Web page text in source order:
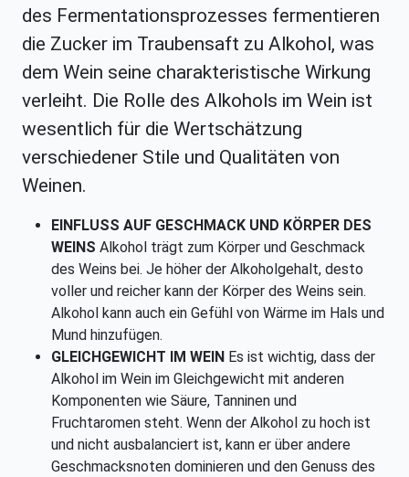
des Fermentationsprozesses fermentieren
die Zucker im Traubensaft zu Alkohol, was
dem Wein seine charakteristische Wirkung
verleiht. Die Rolle des Alkohols im Wein ist
wesentlich für die Wertschätzung
verschiedener Stile und Qualitäten von
Weinen.
EINFLUSS AUF GESCHMACK UND KÖRPER DES
WEINS Alkohol trägt zum Körper und Geschmack
des Weins bei. Je höher der Alkoholgehalt, desto
voller und reicher kann der Körper des Weins sein.
Alkohol kann auch ein Gefühl von Wärme im Hals und
Mund hinzufügen.
GLEICHGEWICHT IM WEIN Es ist wichtig, dass der
Alkohol im Wein im Gleichgewicht mit anderen
Komponenten wie Säure, Tanninen und
Fruchtaromen steht. Wenn der Alkohol zu hoch ist
und nicht ausbalanciert ist, kann er über andere
Geschmacksnoten dominieren und den Genuss des